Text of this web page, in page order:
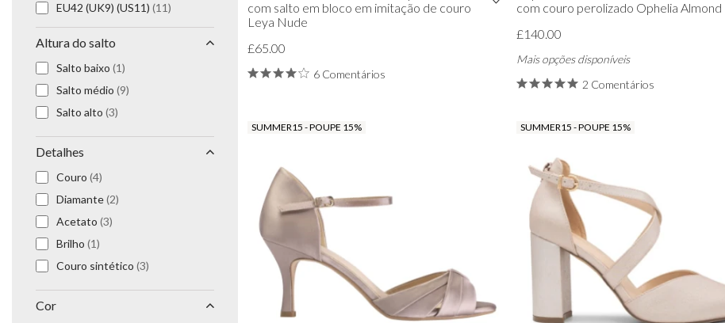
Brincos de baile
Pulseiras de baile
Colares de baile
Conjuntos de joalharia de baile
Joalharia de baile em prata
Joalharia de baile em ouro
VER TUDO DE BAILE DE FINALISTAS
EU42 (UK9) (US11) (11)
Altura do salto
Salto baixo (1)
Salto médio (9)
Salto alto (3)
Detalhes
Couro (4)
Diamante(2)
Acetato (3)
Brilho (1)
Couro sintético (3)
Cor
com salto em bloco em imitação de couro
Leya Nude
£65.00
6 Comentários
com couro perolizado Ophelia Almond
£140.00
Mais opções disponíveis
2 Comentários
SUMMER15 - POUPE 15% SUMMER15 - POUPE 15%